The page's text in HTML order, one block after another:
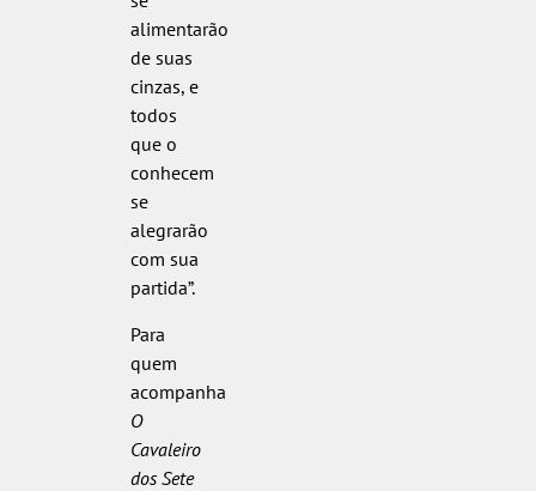
alimentarão
de suas
cinzas, e
todos
que o
conhecem
se
alegrarão
com sua
partida”.
Para
quem
acompanha
O
Cavaleiro
dos Sete